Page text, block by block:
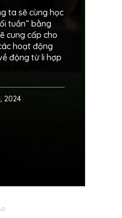
ta sẽ cùng học
tuần” bằng
cung cấp cho
hoạt động
động từ li hợp
2024